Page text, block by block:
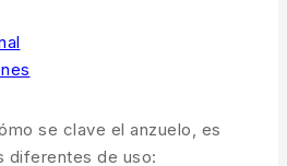
se clave el anzuelo, es
diferentes de uso: